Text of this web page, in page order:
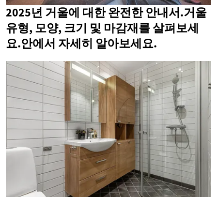
2025년 거울에 대한 완전한 안내서.거울
유형, 모양, 크기 및 마감재를 살펴보세
요.안에서 자세히 알아보세요.